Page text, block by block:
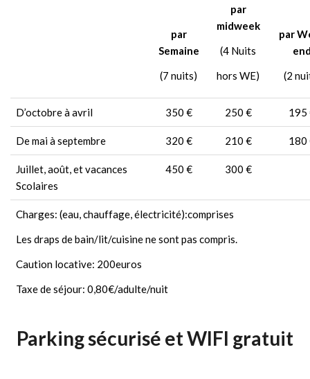
par
Semaine
(7 nuits)
par
midweek
(4 Nuits
hors WE)
par
(2
D’octobre à avril 350 € 250 € 195
De mai à septembre 320 € 210 € 180
Juillet, août, et vacances
Scolaires
450 € 300 €
Charges: (eau, chauffage, électricité):comprises
Les draps de bain/lit/cuisine ne sont pas compris.
Caution locative: 200euros
Taxe de séjour: 0,80€/adulte/nuit
Parking sécurisé et WIFI gratuit